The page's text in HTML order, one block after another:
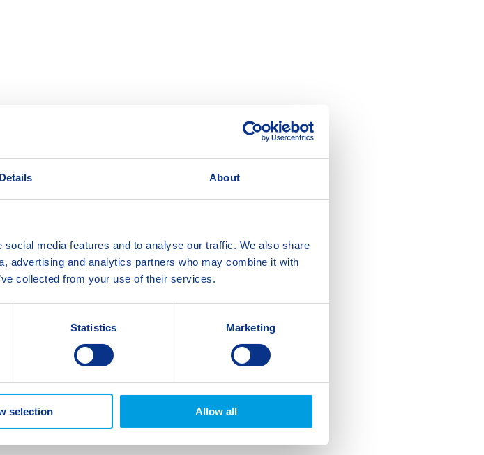
Details About
media features and to analyse our traffic. We also share
advertising and analytics partners who may combine it with
collected from your use of their services.
Statistics Marketing
selection Allow all